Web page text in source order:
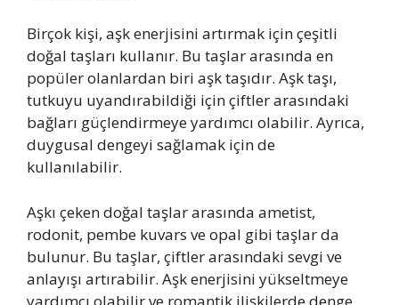
Birçok kişi, aşk enerjisini artırmak için çeşitli
doğal taşları kullanır. Bu taşlar arasında en
popüler olanlardan biri aşk taşıdır. Aşk taşı,
tutkuyu uyandırabildiği için çiftler arasındaki
bağları güçlendirmeye yardımcı olabilir. Ayrıca,
duygusal dengeyi sağlamak için de
kullanılabilir.
Aşkı çeken doğal taşlar arasında ametist,
rodonit, pembe kuvars ve opal gibi taşlar da
bulunur. Bu taşlar, çiftler arasındaki sevgi ve
anlayışı artırabilir. Aşk enerjisini yükseltmeye
yardımcı olabilir ve romantik ilişkilerde denge